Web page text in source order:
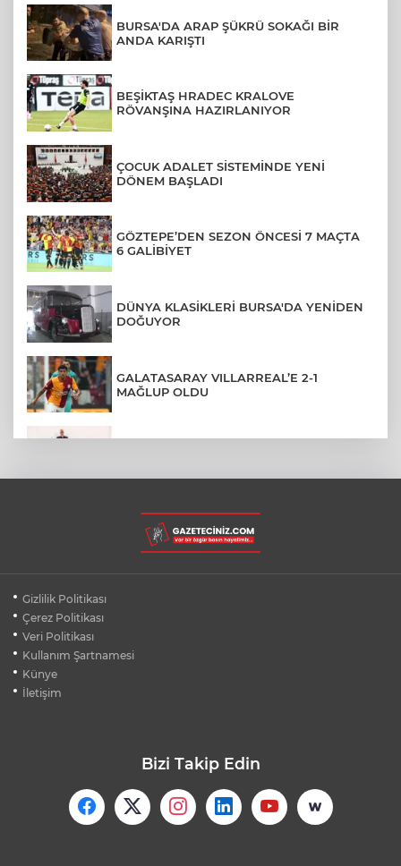
BURSA'DA ARAP ŞÜKRÜ SOKAĞI BİR
ANDA KARIŞTI
BEŞİKTAŞ HRADEC KRALOVE
RÖVANŞINA HAZIRLANIYOR
ÇOCUK ADALET SİSTEMİNDE YENİ
DÖNEM BAŞLADI
GÖZTEPE’DEN SEZON ÖNCESİ 7 MAÇTA
6 GALİBİYET
DÜNYA KLASİKLERİ BURSA'DA YENİDEN
DOĞUYOR
GALATASARAY VILLARREAL’E 2-1
MAĞLUP OLDU
RİZE'DE BÖYLE PİKNİK HERKESE NASİP
OLMAZ
OSMANGAZİ'DE ÇOCUKLAR TATİLİ
Gizlilik Politikası
Çerez Politikası
Veri Politikası
Kullanım Şartnamesi
Künye
İletişim
Bizi Takip Edin